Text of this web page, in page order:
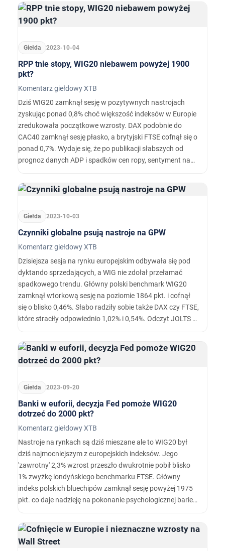
Giełda 2023-10-04
RPP tnie stopy, WIG20 niebawem powyżej 1900
pkt?
Komentarz giełdowy XTB
Dziś WIG20 zamknął sesję w pozytywnych nastrojach
zyskując ponad 0,8% choć większość indeksów w Europie
zredukowała początkowe wzrosty. DAX podobnie do
CAC40 zamknął sesję płasko, a brytyjski FTSE cofnął się o
ponad 0,7%. Wydaje się, że po publikacji słabszych od
prognoz danych ADP i spadków cen ropy, sentyment na
chwilowej poprawie. RPP podjęła dziś zgodną z
oczekiwaniami decyzję o obniżce stóp o 25 pb tym razem
Giełda 2023-10-03
Czynniki globalne psują nastroje na GPW
Komentarz giełdowy XTB
Dzisiejsza sesja na rynku europejskim odbywała się pod
dyktando sprzedających, a WIG nie zdołał przełamać
spadkowego trendu. Główny polski benchmark WIG20
zamknął wtorkową sesję na poziomie 1864 pkt. i cofnął
się o blisko 0,46%. Słabo radziły sobie także DAX czy FTSE,
które straciły odpowiednio 1,02% i 0,54%. Odczyt JOLTS z
ofert pracy wciąż rośnie co wsparło scenariusz dot.…
Giełda 2023-09-20
Banki w euforii, decyzja Fed pomoże WIG20
dotrzeć do 2000 pkt?
Komentarz giełdowy XTB
Nastroje na rynkach są dziś mieszane ale to WIG20 był
dziś najmocniejszym z europejskich indeksów. Jego
'zawrotny' 2,3% wzrost przeszło dwukrotnie pobił blisko
1% zwyżkę londyńskiego benchmarku FTSE. Główny
indeks polskich bluechipów zamknął sesję powyżej 1975
pkt. co daje nadzieję na pokonanie psychologicznej bariery
pozytywna reakcja Wall Street na decyzję i prognozy ze
strony Fedu.…